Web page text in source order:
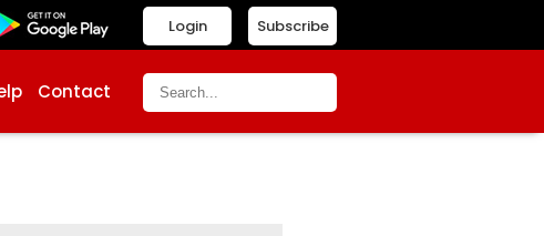
Subscribe
Login
Contact